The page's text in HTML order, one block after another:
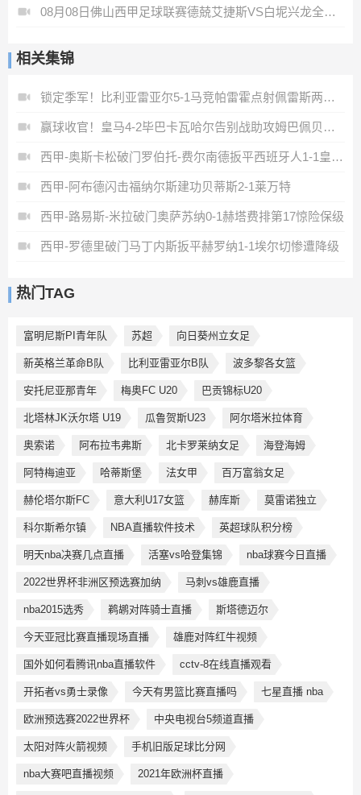
08月08日佛山西甲足球联赛德兢艾捷斯VS白坭兴龙全场录像
相关集锦
锁定季军！比利亚雷亚尔5-1马竞帕雷霍点射佩雷斯两射一传
赢球收官！皇马4-2毕巴卡瓦哈尔告别战助攻姆巴佩贝林厄姆破门
西甲-奥斯卡松破门罗伯托-费尔南德扳平西班牙人1-1皇家社会
西甲-阿布德闪击福纳尔斯建功贝蒂斯2-1莱万特
西甲-路易斯-米拉破门奥萨苏纳0-1赫塔费排第17惊险保级
西甲-罗德里破门马丁内斯扳平赫罗纳1-1埃尔切惨遭降级
热门TAG
富明尼斯PI青年队 苏超 向日葵州立女足
新英格兰革命B队 比利亚雷亚尔B队 波多黎各女篮
安托尼亚那青年 梅奥FC U20 巴贡锦标U20
北塔林JK沃尔塔 U19 瓜鲁贺斯U23 阿尔塔米拉体育
奥索诺 阿布拉韦弗斯 北卡罗莱纳女足 海登海姆
阿特梅迪亚 哈蒂斯堡 法女甲 百万富翁女足
赫伦塔尔斯FC 意大利U17女篮 赫库斯 莫雷诺独立
科尔斯希尔镇 NBA直播软件技术 英超球队积分榜
明天nba决赛几点直播 活塞vs哈登集锦 nba球赛今日直播
2022世界杯非洲区预选赛加纳 马刺vs雄鹿直播
nba2015选秀 鹈鹕对阵骑士直播 斯塔德迈尔
今天亚冠比赛直播现场直播 雄鹿对阵红牛视频
国外如何看腾讯nba直播软件 cctv-8在线直播观看
开拓者vs勇士录像 今天有男篮比赛直播吗 七星直播 nba
欧洲预选赛2022世界杯 中央电视台5频道直播
太阳对阵火箭视频 手机旧版足球比分网
nba大赛吧直播视频 2021年欧洲杯直播